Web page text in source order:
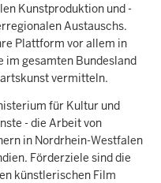
Kunstproduktion und -
Austauschs.
Plattform vor allem in
im gesamten Bundesland
vermitteln.
für Kultur und
- die Arbeit von
in Nordrhein-Westfalen
Förderziele sind die
künstlerischen Film